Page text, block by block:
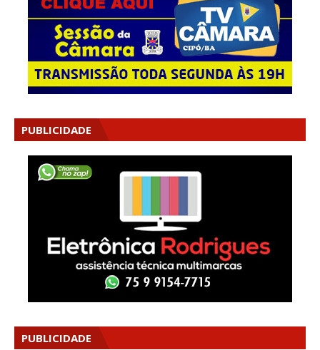
PUBLICIDADE
PUBLICIDADE